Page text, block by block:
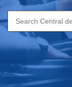
Search
for: